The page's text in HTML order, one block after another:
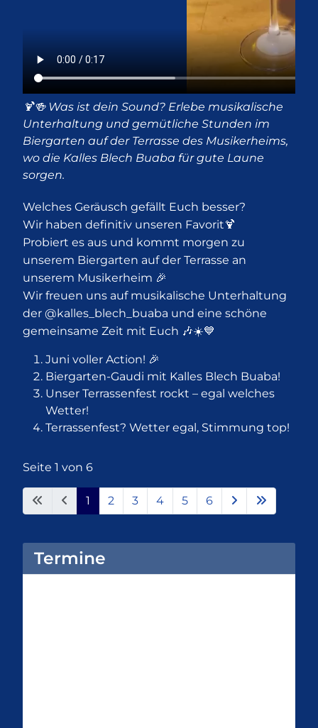
Termine
🍹🍻 Was ist dein Sound? Erlebe musikalische
Unterhaltung und gemütliche Stunden im
Biergarten auf der Terrasse des Musikerheims,
wo die Kalles Blech Buaba für gute Laune
sorgen.
Welches Geräusch gefällt Euch besser?
Wir haben definitiv unseren Favorit🍹
Probiert es aus und kommt morgen zu
unserem Biergarten auf der Terrasse an
unserem Musikerheim 🎉
Wir freuen uns auf musikalische Unterhaltung
der @kalles_blech_buaba und eine schöne
gemeinsame Zeit mit Euch 🎶☀️💙
Juni voller Action! 🎉
Biergarten-Gaudi mit Kalles Blech Buaba!
Unser Terrassenfest rockt – egal welches
Wetter!
Terrassenfest? Wetter egal, Stimmung top!
Seite 1 von 6
1 2 3 4 5 6